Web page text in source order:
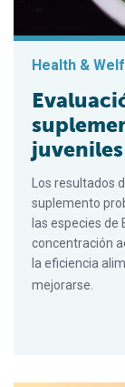
Health &
Los resultados
suplemento
las especies
concentración
la eficiencia
mejorarse.